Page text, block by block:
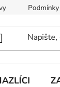
Podmínky